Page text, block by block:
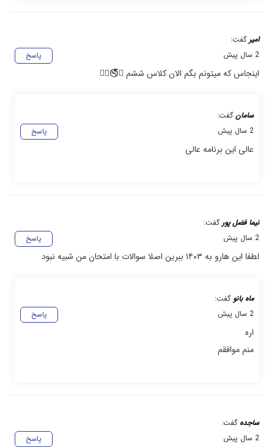
امیر گفت:
پاسخ
2 سال پیش
اینجاس که میتونم بگم الان کلاس ششم 😑🚭✋🏻
سامان گفت:
پاسخ
2 سال پیش
عالی این برنامه عالی
نیما فضل پور گفت:
پاسخ
2 سال پیش
لطفا این هارو به ۱۴۰۳ ببرین اصلا سوالات با امتحان من شبیه نبود
ماه بانو گفت:
پاسخ
2 سال پیش
اره
منم موافقم
ساجده گفت:
پاسخ
2 سال پیش